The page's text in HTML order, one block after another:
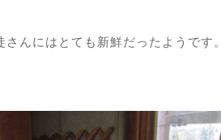
んにはとても新鮮だったようです。